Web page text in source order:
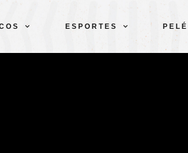
ESPORTES PELÉ